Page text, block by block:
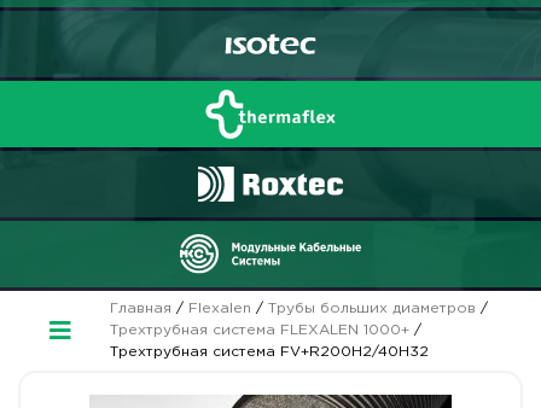
Главная / Flexalen / Трубы больших диаметров /
Трехтрубная система FLEXALEN 1000+/
Трехтрубная система FV+R200H2/40H32